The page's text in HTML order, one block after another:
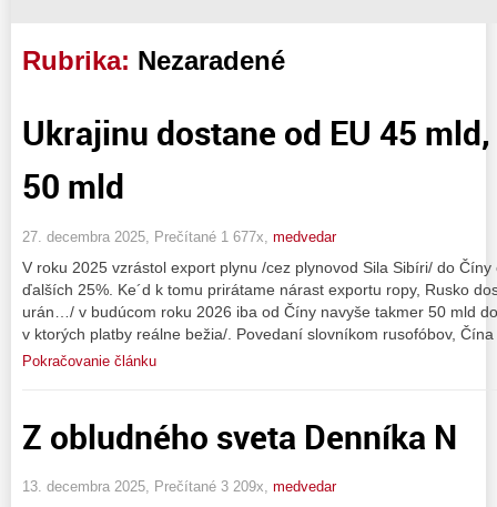
Rubrika: Nezaradené
Ukrajinu dostane od EU 45
50 mld
27. decembra 2025, Prečítané 1 677x, medvedar
V roku 2025 vzrástol export plynu /cez plynovod Sila Sibíri/ do
ďalších 25%. Ke´d k tomu prirátame nárast exportu ropy, Rusko
urán…/ v budúcom roku 2026 iba od Číny navyše takmer 50 mld
v ktorých platby reálne bežia/. Povedaní slovníkom rusofóbov,
Pokračovanie článku
Z obludného sveta Denníka N
13. decembra 2025, Prečítané 3 209x, medvedar